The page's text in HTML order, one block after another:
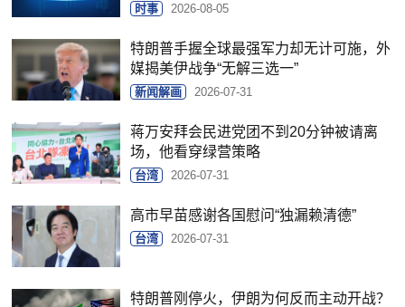
时事 2026-08-05
特朗普手握全球最强军力却无计可施，外
媒揭美伊战争“无解三选一”
新闻解画 2026-07-31
蒋万安拜会民进党团不到20分钟被请离
场，他看穿绿营策略
台湾 2026-07-31
高市早苗感谢各国慰问“独漏赖清德”
台湾 2026-07-31
特朗普刚停火，伊朗为何反而主动开战？